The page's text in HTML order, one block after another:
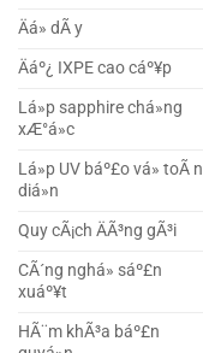
Äá» dÃ y
Äáº¿ IXPE cao cáº¥p
Lá»p sapphire chá»ng
xÆ°á»c
Lá»p UV báº£o vá» toÃ n
diá»n
Quy cÃ¡ch ÄÃ³ng gÃ³i
CÃ´ng nghá» sáº£n
xuáº¥t
HÃ¨m khÃ³a báº£n